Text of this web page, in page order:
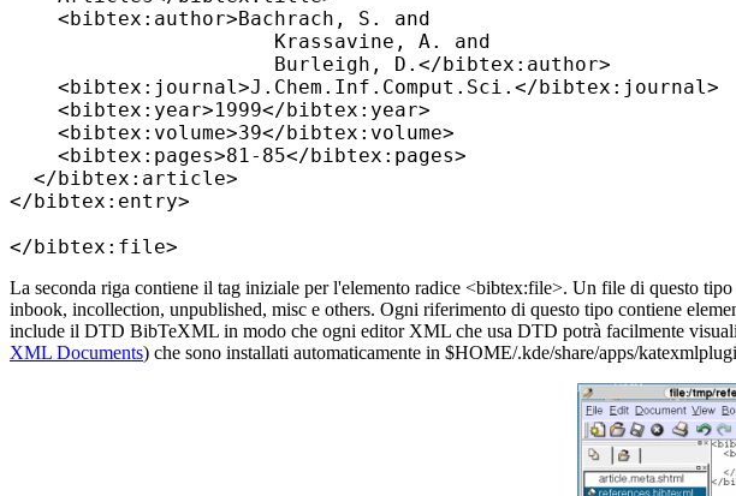
    <bibtex:author>Bachrach, S. and
                      Krassavine, A. and
                      Burleigh, D.</bibtex:author>
    <bibtex:journal>J.Chem.Inf.Comput.Sci.</bibtex:journal>
    <bibtex:year>1999</bibtex:year>
    <bibtex:volume>39</bibtex:volume>
    <bibtex:pages>81-85</bibtex:pages>
  </bibtex:article>
</bibtex:entry>
La seconda riga contiene il tag iniziale per l'elemento radice <bibtex:file>. Un file di questo
inbook, incollection, unpublished, misc e others. Ogni riferimento di questo tipo contiene
include il DTD BibTeXML in modo che ogni editor XML che usa DTD potrà facilmente
XML Documents) che sono installati automaticamente in $HOME/.kde/share/apps/